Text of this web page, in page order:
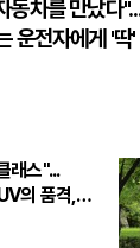
차를 만났다
운전자에게 '
래스"...
의 품격,